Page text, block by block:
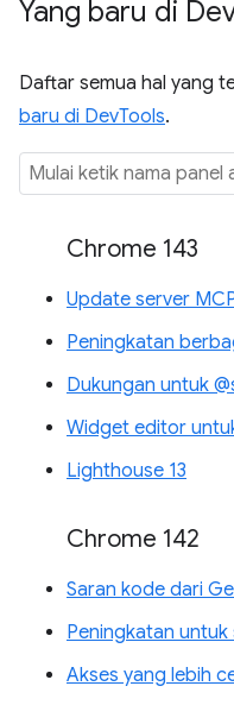
Yang baru di
Daftar semua hal yang
baru di DevTools.
Chrome 143
Update server
Peningkatan
Dukungan untuk
Widget editor
Lighthouse 13
Chrome 142
Saran kode dari
Peningkatan
Akses yang lebih